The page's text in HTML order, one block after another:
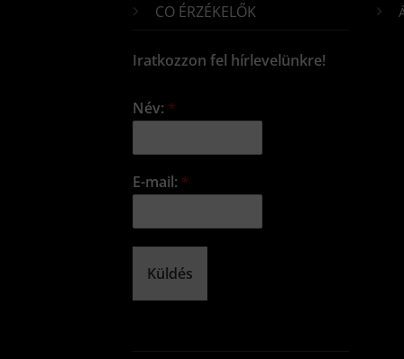
CO ÉRZÉKELŐK
Iratkozzon fel hírlevelünkre!
Név: *
E-mail: *
Küldés